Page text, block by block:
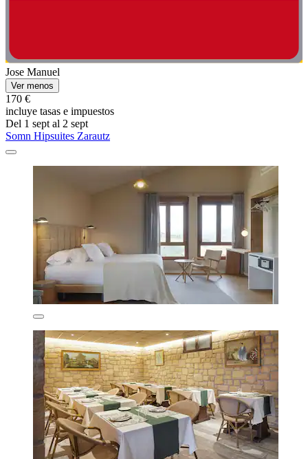
Jose Manuel
Ver menos
170 €
incluye tasas e impuestos
Del 1 sept al 2 sept
Somn Hipsuites Zarautz